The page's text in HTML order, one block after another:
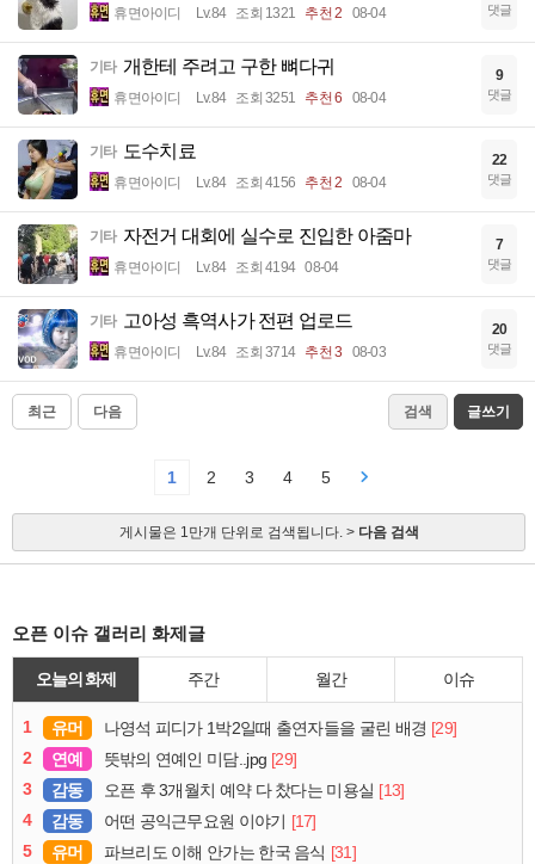
휴면아이디 Lv.84 조회 1321 추천 2 08-04 댓글
기타 개한테 주려고 구한 뼈다귀
휴면아이디 Lv.84 조회 3251 추천 6 08-04
9
댓글
기타 도수치료
휴면아이디 Lv.84 조회 4156 추천 2 08-04
22
댓글
기타 자전거 대회에 실수로 진입한 아줌마
휴면아이디 Lv.84 조회 4194 08-04
7
댓글
기타 고아성 흑역사가 전편 업로드
휴면아이디 Lv.84 조회 3714 추천 3 08-03
20
댓글
최근 다음 검색 글쓰기
1 2 3 4 5
게시물은 1만개 단위로 검색됩니다. > 다음 검색
오픈 이슈 갤러리 화제글
오늘의 화제 주간 월간 이슈
1 유머 나영석 피디가 1박2일때 출연자들을 굴린 배경 [29]
2
연예 뜻밖의 연예인 미담..jpg [29]
3
감동 오픈 후 3개월치 예약 다 찼다는 미용실 [13]
4
감동 어떤 공익근무요원 이야기 [17]
5
유머 파브리도 이해 안가는 한국 음식 [31]